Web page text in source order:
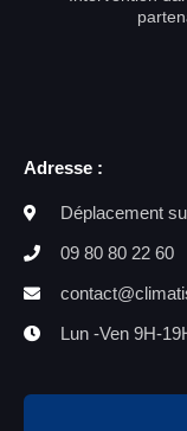
Adresse :
Déplacement
09 80 80 22 60
Lun -Ven 9H-